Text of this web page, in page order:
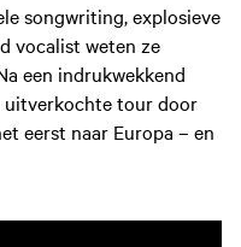
songwriting, explosieve
vocalist weten ze
een indrukwekkend
uitverkochte tour door
eerst naar Europa – en